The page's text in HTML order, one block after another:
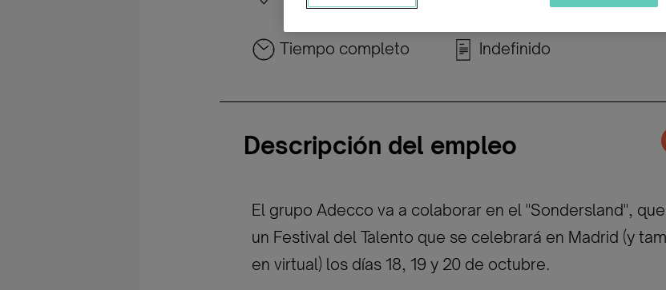
Tiempo completo Indefinido
Descripción del empleo
El grupo Adecco va a colaborar en el "Sondersland",
un Festival del Talento que se celebrará en Madrid (y
en virtual) los días 18, 19 y 20 de octubre.